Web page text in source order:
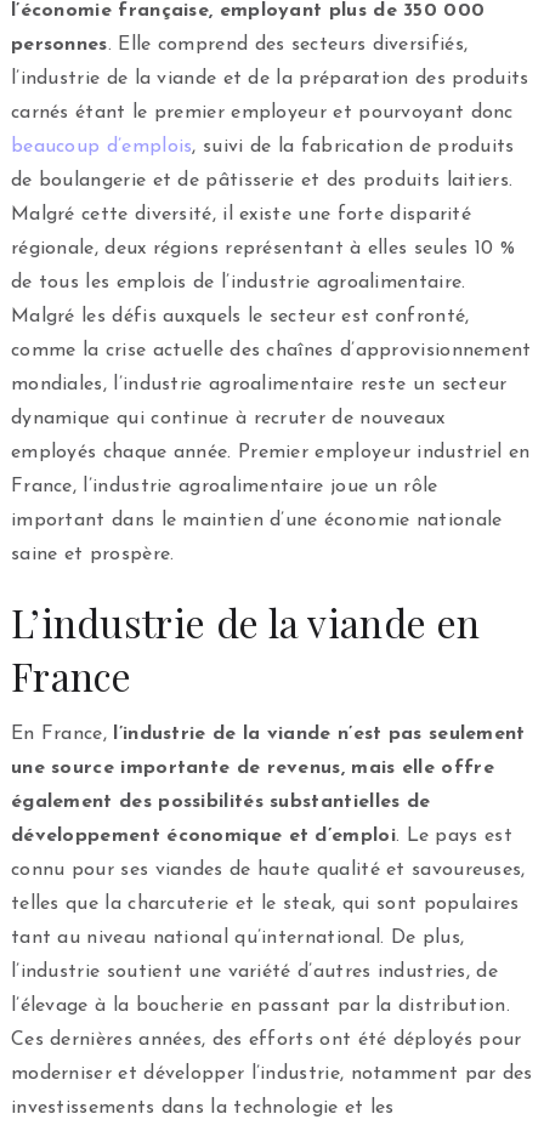
l’économie française, employant plus de 350 000
personnes. Elle comprend des secteurs diversifiés,
l’industrie de la viande et de la préparation des produits
carnés étant le premier employeur et pourvoyant donc
beaucoup d’emplois, suivi de la fabrication de produits
de boulangerie et de pâtisserie et des produits laitiers.
Malgré cette diversité, il existe une forte disparité
régionale, deux régions représentant à elles seules 10 %
de tous les emplois de l’industrie agroalimentaire.
Malgré les défis auxquels le secteur est confronté,
comme la crise actuelle des chaînes d’approvisionnement
mondiales, l’industrie agroalimentaire reste un secteur
dynamique qui continue à recruter de nouveaux
employés chaque année. Premier employeur industriel en
France, l’industrie agroalimentaire joue un rôle
important dans le maintien d’une économie nationale
saine et prospère.
L’industrie de la viande en
France
En France, l’industrie de la viande n’est pas seulement
une source importante de revenus, mais elle offre
également des possibilités substantielles de
développement économique et d’emploi. Le pays est
connu pour ses viandes de haute qualité et savoureuses,
telles que la charcuterie et le steak, qui sont populaires
tant au niveau national qu’international. De plus,
l’industrie soutient une variété d’autres industries, de
l’élevage à la boucherie en passant par la distribution.
Ces dernières années, des efforts ont été déployés pour
moderniser et développer l’industrie, notamment par des
investissements dans la technologie et les